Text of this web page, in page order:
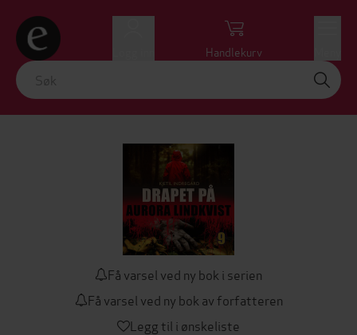
Handlekurv
Få varsel ved ny bok i serien
Få varsel ved ny bok av forfatteren
Legg til i ønskeliste